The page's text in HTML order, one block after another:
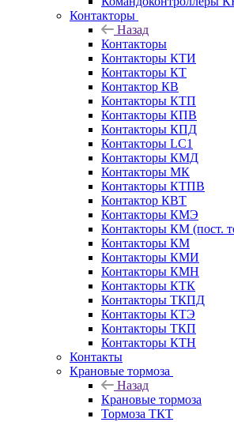
Контакторы
Назад
Контакторы
Контакторы КТИ
Контакторы КТ
Контактор КВ
Контакторы КТП
Контакторы КПВ
Контакторы КПД
Контакторы LC1
Контакторы КМД
Контакторы МК
Контакторы КТПВ
Контактор КВТ
Контакторы КМЭ
Контакторы КМ (пост.
Контакторы КМ
Контакторы КМИ
Контакторы КМН
Контакторы КТК
Контакторы ТКПД
Контакторы КТЭ
Контакторы ТКП
Контакторы КТН
Контакты
Крановые тормоза
Назад
Крановые тормоза
Тормоза ТКТ